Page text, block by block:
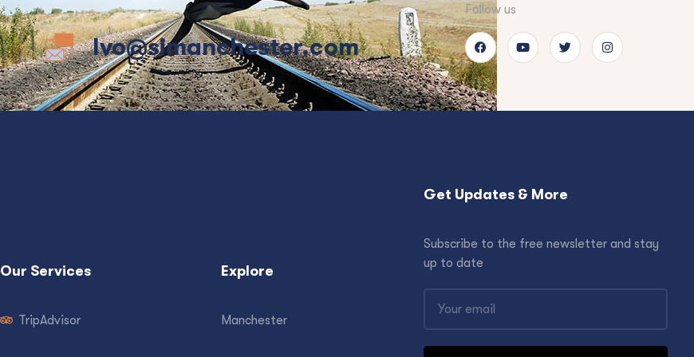
Ivo@simanchester.com
Follow us
Our Services
TripAdvisor
Explore
Manchester
Get Updates & More
Subscribe to the free newsletter and stay
up to date